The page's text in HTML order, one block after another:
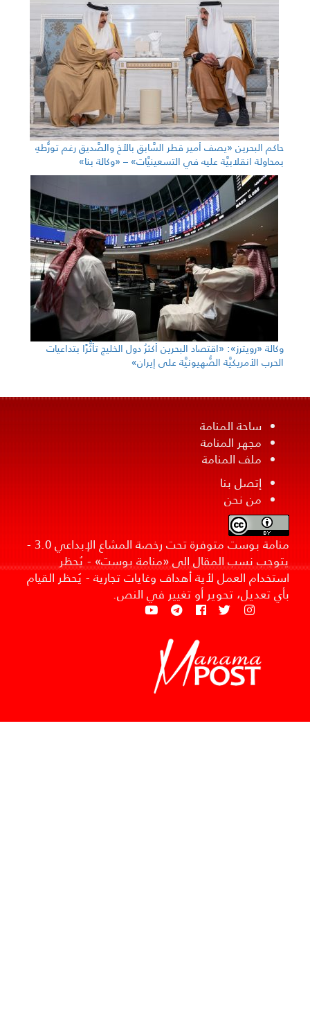
حاكم البحرين «يصف أمير قطر السَّابق بالأخ والصَّديق رغم تورُّطهِ
بمحاولة انقلابيَّة عليه في التسعينيَّات» – «وكالة بنا»
وكالة «رويترز»: «اقتصاد البحرين أكثرُ دول الخليج تأثُّرًا بتداعيات
الحرب الأمريكيَّة الصُّهيونيَّة على إيران»
ساحة المنامة
مجهر المنامة
ملف المنامة
إتصل بنا
من نحن
منامة بوست متوفرة تحت رخصة المشاع الإبداعي 3.0 -
يتوجب نسب المقال الى «منامة بوست» - يُحظر
استخدام العمل لأية أهداف وغايات تجارية - يُحظر القيام
بأي تعديل، تحوير أو تغيير في النص.